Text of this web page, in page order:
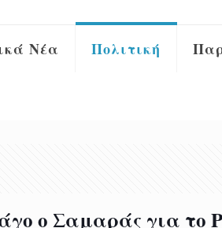
Νέα Πολιτική
ο Σαμαράς για το